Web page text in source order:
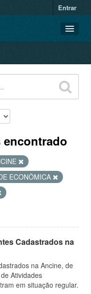
Entrar
ECONÔMICA
Cadastrados na
na Ancine, de
Atividades
em situação regular.